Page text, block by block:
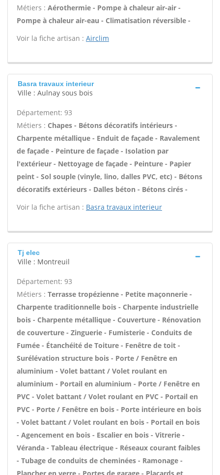
Métiers : Aérothermie - Pompe à chaleur air-air -
Pompe à chaleur air-eau - Climatisation réversible -
Voir la fiche artisan : Airclim
Basra travaux interieur
Ville : Aulnay sous bois
Département: 93
Métiers : Chapes - Bétons décoratifs intérieurs -
Charpente métallique - Enduit de façade - Ravalement
de façade - Peinture de façade - Isolation par
l'extérieur - Nettoyage de façade - Peinture - Papier
peint - Sol souple (vinyle, lino, dalles PVC, etc) - Bétons
décoratifs extérieurs - Dalles béton - Bétons cirés -
Voir la fiche artisan : Basra travaux interieur
Tj elec
Ville : Montreuil
Département: 93
Métiers : Terrasse tropézienne - Petite maçonnerie -
Charpente traditionnelle bois - Charpente industrielle
bois - Charpente métallique - Couverture - Rénovation
de couverture - Zinguerie - Fumisterie - Conduits de
Fumée - Étanchéité de Toiture - Fenêtre de toit -
Surélévation structure bois - Porte / Fenêtre en
aluminium - Volet battant / Volet roulant en
aluminium - Portail en aluminium - Porte / Fenêtre en
PVC - Volet battant / Volet roulant en PVC - Portail en
PVC - Porte / Fenêtre en bois - Porte intérieure en bois
- Volet battant / Volet roulant en bois - Portail en bois
- Agencement en bois - Escalier en bois - Vitrerie -
Véranda - Tableau électrique - Réseaux courant faibles
- Tubage de conduits de cheminées - Ramonage -